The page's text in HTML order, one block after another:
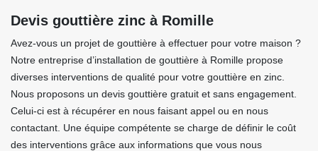
Devis gouttière zinc à Romille
Avez-vous un projet de gouttière à effectuer pour votre maison ?
Notre entreprise d’installation de gouttière à Romille propose
diverses interventions de qualité pour votre gouttière en zinc.
Nous proposons un devis gouttière gratuit et sans engagement.
Celui-ci est à récupérer en nous faisant appel ou en nous
contactant. Une équipe compétente se charge de définir le coût
des interventions grâce aux informations que vous nous